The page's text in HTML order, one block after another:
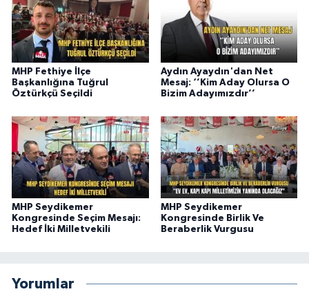
MHP Fethiye İlçe
Başkanlığına Tuğrul
Öztürkçü Seçildi
Aydın Ayaydın'dan Net
Mesaj: ‘’Kim Aday Olursa O
Bizim Adayımızdır’’
MHP Seydikemer
Kongresinde Seçim Mesajı:
Hedef İki Milletvekili
MHP Seydikemer
Kongresinde Birlik Ve
Beraberlik Vurgusu
Yorumlar